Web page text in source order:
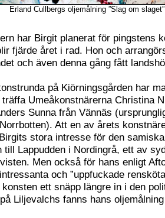
Erland Cullbergs oljemålning ”Slag om slaget”
har Birgit planerat för pingstens
fjärde året i rad. Hon och
och även denna gång fått
på Kiörningsgården har
Umeåkonstnärerna Christina
Sunna från Vännäs
Att en av årets
stora intresse för den
till Lappudden i Nordingrå, ett av
Men också för hans enligt
och ”uppfuckade
ett snäpp längre in i den
Liljevalchs fanns hans